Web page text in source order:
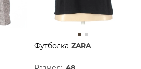
Футболка ZARA